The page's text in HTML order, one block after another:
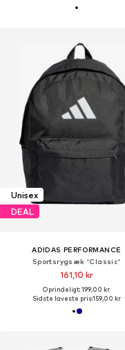
Unisex
DEAL
ADIDAS PERFORMANCE
Sportsrygsæk 'Classic'
161,10 kr
Oprindeligt: 199,00 kr
Sidste laveste pris:159,00 kr